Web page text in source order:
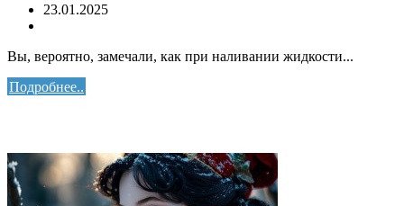
23.01.2025
Вы, вероятно, замечали, как при наливании жидкости...
Подробнее..